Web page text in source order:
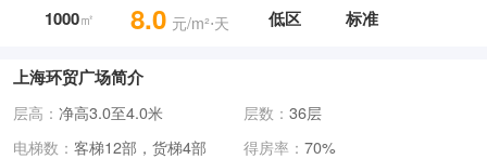
1000㎡ 8.0 元/m²⋅天 低区 标准
上海环贸广场简介
层高： 净高3.0至4.0米 层数： 36层
电梯数： 客梯12部，货梯4部 得房率： 70%